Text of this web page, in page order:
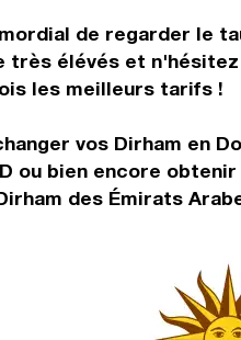
de regarder le
très élévés et
les meilleurs tarifs !
vos Dirham en
ou bien encore
des Émirats